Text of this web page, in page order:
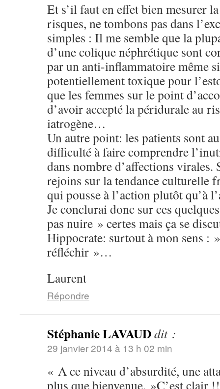
Et s’il faut en effet bien mesurer
risques, ne tombons pas dans
simples : Il me semble que la
d’une colique néphrétique sont
par un anti-inflammatoire même
potentiellement toxique pour
que les femmes sur le point
d’avoir accepté la péridurale au
iatrogène…
Un autre point: les patients sont
difficulté à faire comprendre
dans nombre d’affections virales.
rejoins sur la tendance culturelle
qui pousse à l’action plutôt qu’à
Je conclurai donc sur ces
pas nuire » certes mais ça se
Hippocrate: surtout à mon sens :
réfléchir »…
Laurent
Répondre
Stéphanie LAVAUDdit :
29 janvier 2014 à 13 h 02 min
« A ce niveau d’absurdité, une
plus que bienvenue. »C’est clair